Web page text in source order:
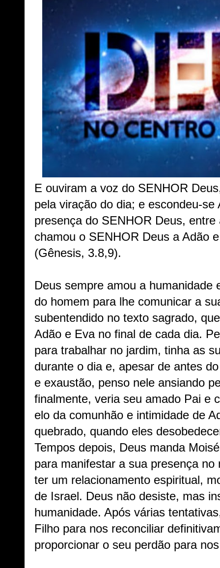
E ouviram a voz do SENHOR
pela viração do dia; e escondeu-
presença do SENHOR Deus,
chamou o SENHOR Deus a Adão
(Gênesis, 3.8,9).
Deus sempre amou a humanidade
do homem para lhe comunicar a
subentendido no texto sagrado,
Adão e Eva no final de cada dia.
para trabalhar no jardim, tinha as
durante o dia e, apesar de antes
e exaustão, penso nele ansiando
finalmente, veria seu amado Pai e
elo da comunhão e intimidade de
quebrado, quando eles
Tempos depois, Deus manda
para manifestar a sua presença
ter um relacionamento espiritual,
de Israel. Deus não desiste, mas
humanidade. Após várias
Filho para nos reconciliar
proporcionar o seu perdão para